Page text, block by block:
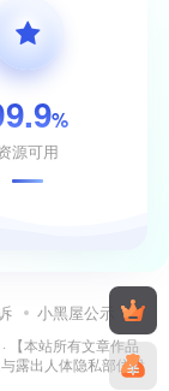
%
源可用
小黑屋公示
【本站所有文章作品
露出人体隐私部位投